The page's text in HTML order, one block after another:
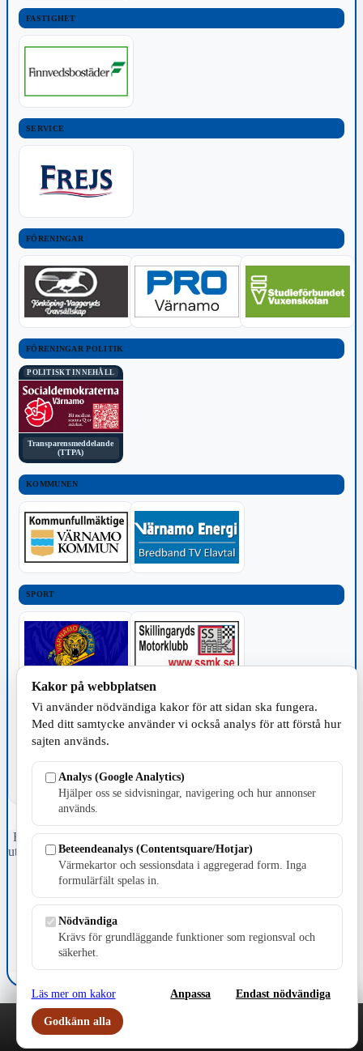
FASTIGHET
SERVICE
FÖRENINGAR
FÖRENINGAR POLITIK
POLITISKT INNEHÅLL
Transparensmeddelande
(TTPA)
KOMMUNEN
SPORT
TILLVERKNING
Fristående webbtidningsföretag grundat 1991 som sedan 2002 ger
ut tidningen Skillingaryd.nu och 2010 lanserades Värnamo.nu. Från
april 2026 omfattar Skillingaryd.nu tre kommuner: Gnosjö,
Värnamo och Vaggeryds kommun.
Kontakta oss
E-post: redaktionen@skillingaryd.nu
Postadress: Gisslaköp 1, 568 92 Skillingaryd
Kakor på webbplatsen
Vi använder nödvändiga kakor för att sidan ska fungera.
Med ditt samtycke använder vi också analys för att förstå hur
sajten används.
Analys (Google Analytics)
Hjälper oss se sidvisningar, navigering och hur annonser
används.
Beteendeanalys (Contentsquare/Hotjar)
Värmekartor och sessionsdata i aggregerad form. Inga
formulärfält spelas in.
Nödvändiga
Krävs för grundläggande funktioner som regionsval och
säkerhet.
Läs mer om kakor Anpassa Endast nödvändiga
Godkänn alla